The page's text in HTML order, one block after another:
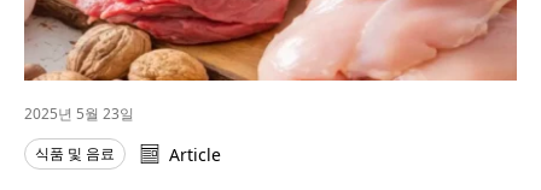
2025년 5월 23일
식품 및 음료
Article